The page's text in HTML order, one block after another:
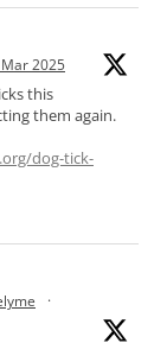
2025
this
them again.
dog-tick-
·